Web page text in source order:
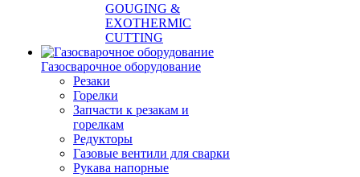
GOUGING &
EXOTHERMIC
CUTTING
Газосварочное оборудование
Резаки
Горелки
Запчасти к резакам и
горелкам
Редукторы
Газовые вентили для сварки
Рукава напорные